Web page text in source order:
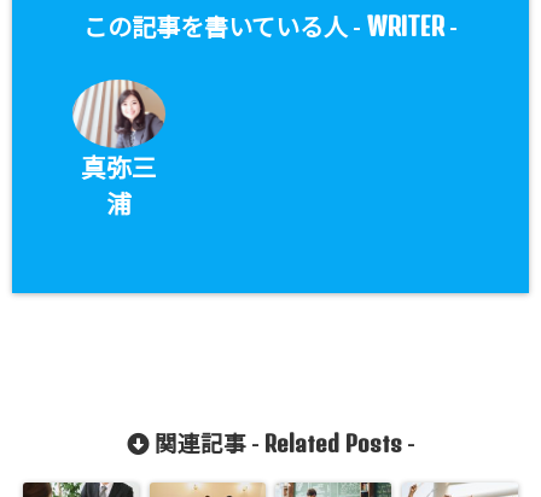
この記事を書いている人 - WRITER-
真弥三
浦
関連記事 - Related Posts-